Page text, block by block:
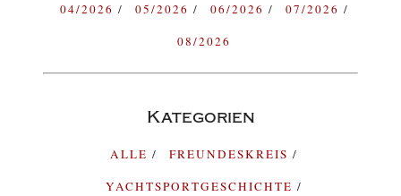
04/2026
05/2026 06/2026
07/2026
08/2026
Kategorien
ALLE
FREUNDESKREIS
YACHTSPORTGESCHICHTE